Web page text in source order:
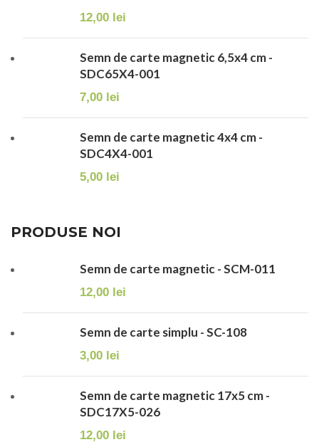
12,00 lei
Semn de carte magnetic 6,5x4 cm -
SDC65X4-001
7,00 lei
Semn de carte magnetic 4x4 cm -
SDC4X4-001
5,00 lei
PRODUSE NOI
Semn de carte magnetic - SCM-011
12,00 lei
Semn de carte simplu - SC-108
3,00 lei
Semn de carte magnetic 17x5 cm -
SDC17X5-026
12,00 lei